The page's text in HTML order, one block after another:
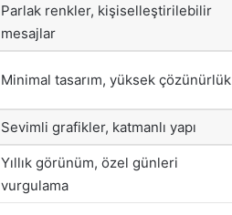
Parlak renkler, kişiselleştirilebilir
mesajlar
Minimal tasarım, yüksek çözünürlük
Sevimli grafikler, katmanlı yapı
Yıllık görünüm, özel günleri
vurgulama